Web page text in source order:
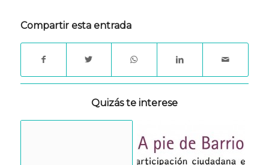
Compartir esta entrada
Quizás te interese